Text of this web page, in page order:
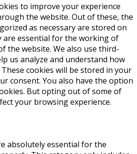
to improve your experience
the website. Out of these, the
as necessary are stored on
are essential for the working of
the website. We also use third-
us analyze and understand how
cookies will be stored in your
consent. You also have the option
But opting out of some of
your browsing experience.
absolutely essential for the